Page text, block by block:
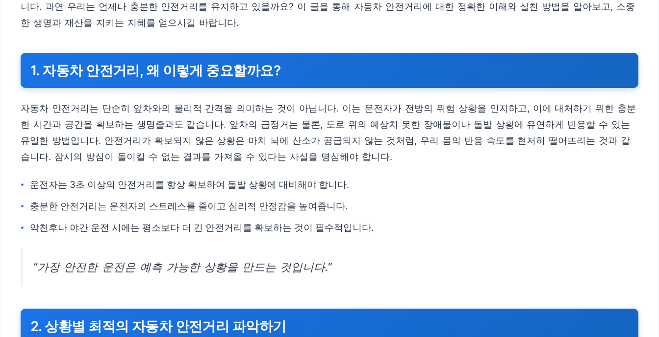
니다. 과연 우리는 언제나 충분한 안전거리를 유지하고 있을까요? 이 글을 통해 자동차 안전거리에 대한 정확한 이해와 실천 방법을 알아보고, 소중
한 생명과 재산을 지키는 지혜를 얻으시길 바랍니다.
1. 자동차 안전거리, 왜 이렇게 중요할까요?
자동차 안전거리는 단순히 앞차와의 물리적 간격을 의미하는 것이 아닙니다. 이는 운전자가 전방의 위험 상황을 인지하고, 이에 대처하기 위한 충분
한 시간과 공간을 확보하는 생명줄과도 같습니다. 앞차의 급정거는 물론, 도로 위의 예상치 못한 장애물이나 돌발 상황에 유연하게 반응할 수 있는
유일한 방법입니다. 안전거리가 확보되지 않은 상황은 마치 뇌에 산소가 공급되지 않는 것처럼, 우리 몸의 반응 속도를 현저히 떨어뜨리는 것과 같
습니다. 잠시의 방심이 돌이킬 수 없는 결과를 가져올 수 있다는 사실을 명심해야 합니다.
운전자는 3초 이상의 안전거리를 항상 확보하여 돌발 상황에 대비해야 합니다.
충분한 안전거리는 운전자의 스트레스를 줄이고 심리적 안정감을 높여줍니다.
악천후나 야간 운전 시에는 평소보다 더 긴 안전거리를 확보하는 것이 필수적입니다.
“가장 안전한 운전은 예측 가능한 상황을 만드는 것입니다.”
2. 상황별 최적의 자동차 안전거리 파악하기